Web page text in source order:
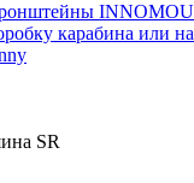
карабина или
SR